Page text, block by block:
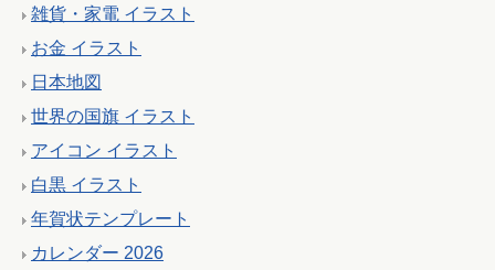
雑貨・家電 イラスト
お金 イラスト
日本地図
世界の国旗 イラスト
アイコン イラスト
白黒 イラスト
年賀状テンプレート
カレンダー 2026